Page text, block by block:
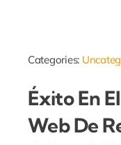
Categories:
Éxito En
Web De